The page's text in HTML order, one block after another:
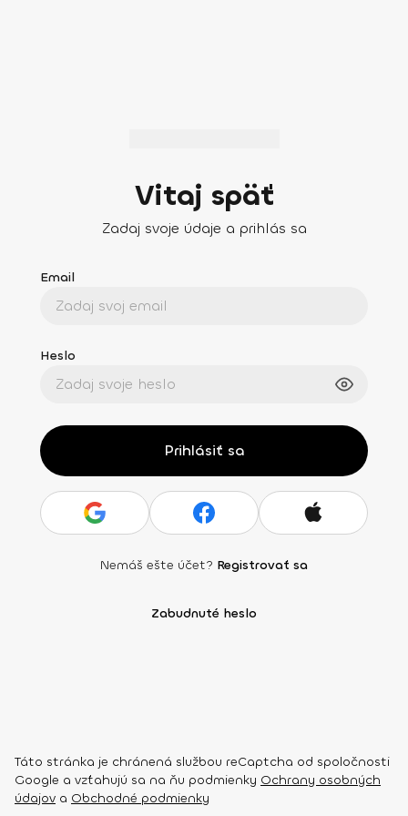
Vitaj späť
Zadaj svoje údaje a prihlás sa
Email
Heslo
Prihlásiť sa
Nemáš ešte účet? Registrovať sa
Zabudnuté heslo
Táto stránka je chránená službou reCaptcha od spoločnosti
Google a vzťahujú sa na ňu podmienky Ochrany osobných
údajov a Obchodné podmienky